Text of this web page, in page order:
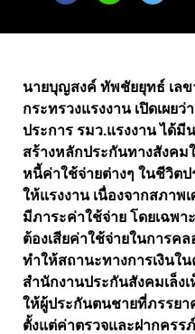
นายบุญสงค์ ทัพชัยยุทธ์ เล
กระทรวงแรงงาน เปิดเผย
ประการ รมว.แรงงาน ได้มี
สร้างหลักประกันทางสังคม
หนี้ค่าใช้จ่ายต่างๆ ในชีวิต
ให้แรงงาน เนื่องจากสภาพ
มีภาระค่าใช้จ่าย โดยเฉพ
ต้องเสียค่าใช้จ่ายในการค
ทำให้สถานะทางการเงินใ
สำนักงานประกันสังคมเล็ง
ให้ผู้ประกันตนชายที่ภรรย
ตั้งแต่ค่าตรวจและฝากครร